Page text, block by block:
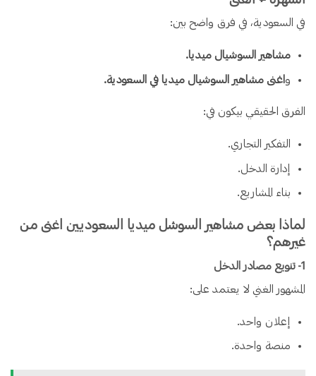
في السعودية، في فرق واضح بين:
مشاهير السوشيال ميديا.
و اغنى مشاهير السوشيال ميديا في السعودية.
الفرق الحقيقي بيكون في:
التفكير التجاري.
إدارة الدخل.
بناء المشاريع.
لماذا بعض مشاهير السوشل ميديا السعوديين اغنى من
غيرهم؟
1️- تنويع مصادر الدخل
المشهور الغني لا يعتمد على:
إعلان واحد.
منصة واحدة.